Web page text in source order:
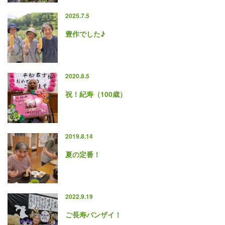
2025.7.5
豊作でした♪
2020.8.5
祝！紀寿（100歳）
2019.8.14
夏の定番！
2022.9.19
ご長寿バンザイ！